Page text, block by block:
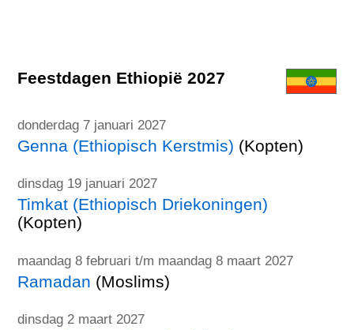
Feestdagen Ethiopië 2027
donderdag 7 januari 2027
Genna (Ethiopisch Kerstmis) (Kopten)
dinsdag 19 januari 2027
Timkat (Ethiopisch Driekoningen)
(Kopten)
maandag 8 februari t/m maandag 8 maart 2027
Ramadan (Moslims)
dinsdag 2 maart 2027